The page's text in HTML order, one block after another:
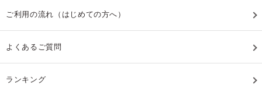
ご利用の流れ（はじめての方へ）
よくあるご質問
ランキング